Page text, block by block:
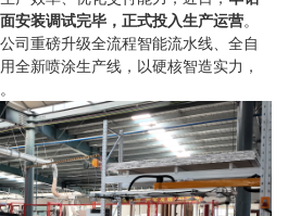
安装调试完毕，正式投入生产运营。
司重磅升级全流程智能流水线、全自
全新喷涂生产线，以硬核智造实力，